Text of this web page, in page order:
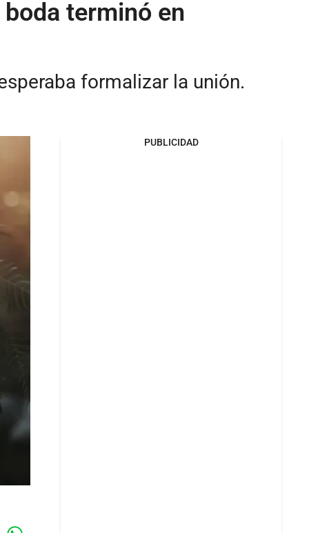
terminó en
formalizar la unión.
PUBLICIDAD